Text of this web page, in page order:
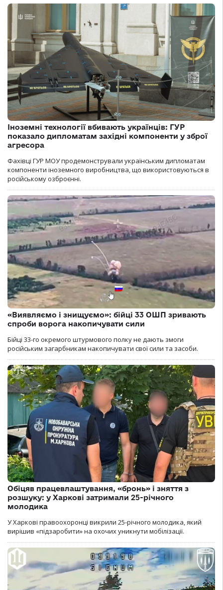
Іноземні технології вбивають українців: ГУР
показало дипломатам західні компоненти у зброї
агресора
Фахівці ГУР МОУ продемонстрували українським дипломатам
компоненти іноземного виробництва, що використовуються в
російському озброєнні.
«Виявляємо і знищуємо»: бійці 33 ОШП зривають
спроби ворога накопичувати сили
Бійці 33-го окремого штурмового полку не дають змоги
російським загарбникам накопичувати свої сили та засоби.
Обіцяв працевлаштування, «бронь» і зняття з
розшуку: у Харкові затримали 25-річного
молодика
У Харкові правоохоронці викрили 25-річного молодика, який
вирішив «підзаробити» на охочих уникнути мобілізації.